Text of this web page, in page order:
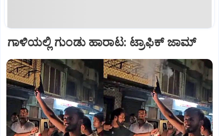
ಗಾಳಿಯಲ್ಲಿ ಗುಂಡು ಹಾರಾಟ: ಟ್ರಾಫಿಕ್‌ ಜಾಮ್